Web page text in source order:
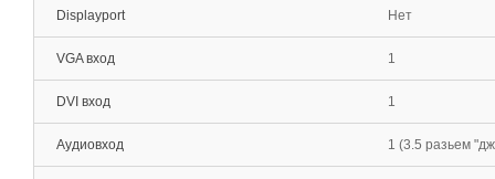
Displayport Нет
VGA вход 1
DVI вход 1
Аудиовход 1 (3.5 разьем